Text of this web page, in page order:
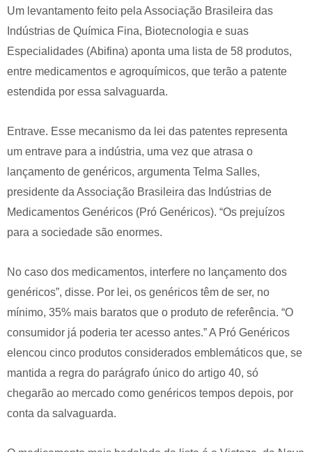
Um levantamento feito pela Associação Brasileira das
Indústrias de Química Fina, Biotecnologia e suas
Especialidades (Abifina) aponta uma lista de 58 produtos,
entre medicamentos e agroquímicos, que terão a patente
estendida por essa salvaguarda.
Entrave. Esse mecanismo da lei das patentes representa
um entrave para a indústria, uma vez que atrasa o
lançamento de genéricos, argumenta Telma Salles,
presidente da Associação Brasileira das Indústrias de
Medicamentos Genéricos (Pró Genéricos). “Os prejuízos
para a sociedade são enormes.
No caso dos medicamentos, interfere no lançamento dos
genéricos”, disse. Por lei, os genéricos têm de ser, no
mínimo, 35% mais baratos que o produto de referência. “O
consumidor já poderia ter acesso antes.” A Pró Genéricos
elencou cinco produtos considerados emblemáticos que, se
mantida a regra do parágrafo único do artigo 40, só
chegarão ao mercado como genéricos tempos depois, por
conta da salvaguarda.